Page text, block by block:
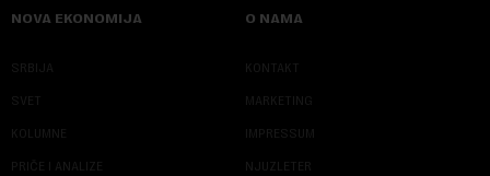
NOVA EKONOMIJA
SRBIJA
SVET
KOLUMNE
PRIČE I ANALIZE
O NAMA
KONTAKT
MARKETING
IMPRESSUM
NJUZLETER